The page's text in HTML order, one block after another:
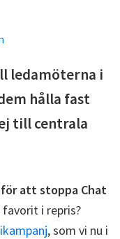
ledamöterna i
hålla fast
till centrala
för att stoppa Chat
favorit i repris?
, som vi nu i